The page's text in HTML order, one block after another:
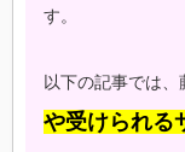
す。
以下の記事では
や受けられる